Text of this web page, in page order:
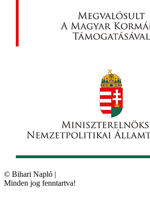
© Bihari Napló |
Minden jog fenntartva!